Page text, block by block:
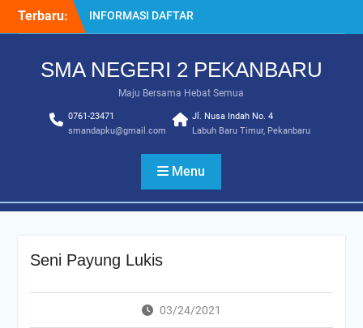
Terbaru:
INFORMASI DAFTAR
ULANG SPMB 2025-2026
KELAS 12 TAHUN
SISTEM PENERIMAAN
MURID BARU (SPMB) 2025-
2026
Juara MTQ Kota Pekanbaru
INFORMASI DAFTAR
SMA NEGERI 2 PEKANBARU
Maju Bersama Hebat Semua
0761-23471
smandapku@gmail.com
Jl. Nusa Indah No. 4
Labuh Baru Timur, Pekanbaru
Menu
Seni Payung Lukis
03/24/2021